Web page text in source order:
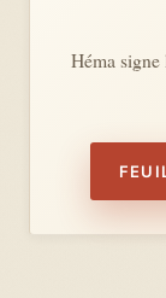
Héma signe